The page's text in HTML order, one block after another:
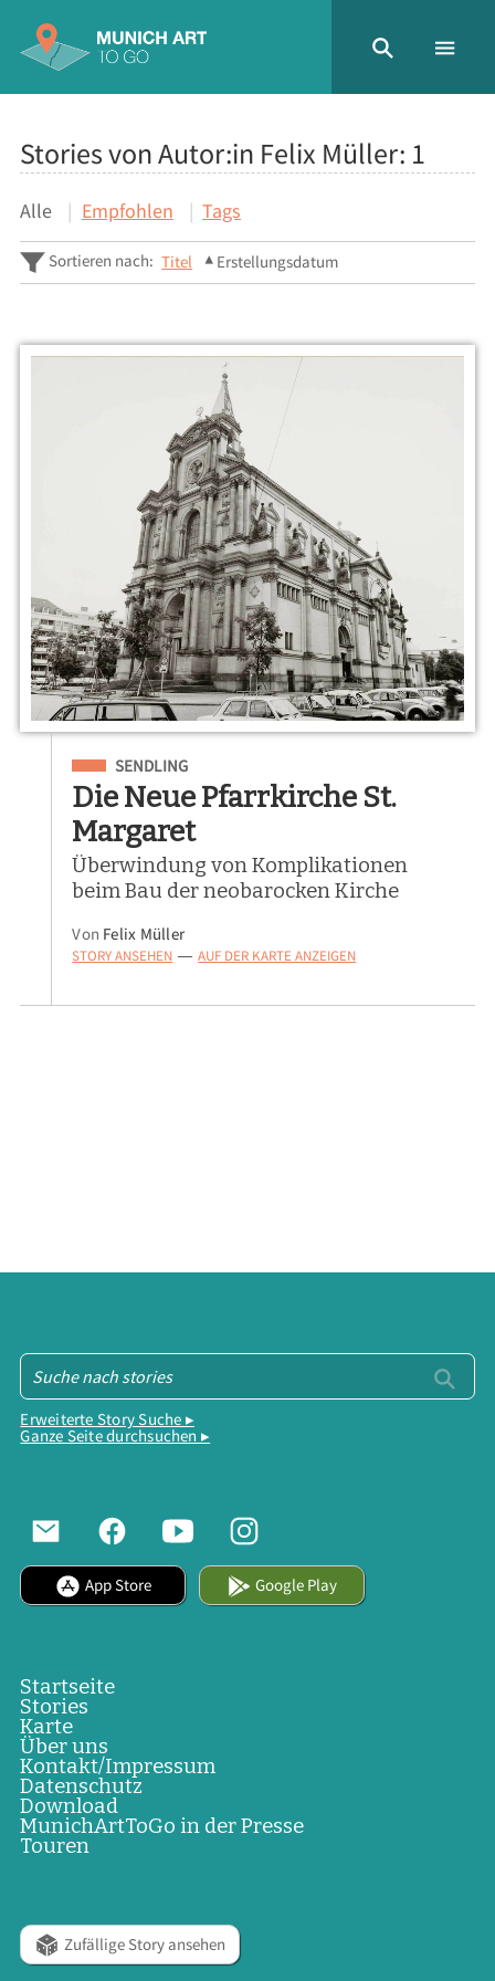
Stories von Autor:in Felix Müller: 1
Alle Empfohlen Tags
Sortieren nach: Titel Erstellungsdatum
Eingeordnet unter
SENDLING
Die Neue Pfarrkirche St.
Margaret
Überwindung von Komplikationen
beim Bau der neobarocken Kirche
Von Felix Müller
STORY ANSEHEN — AUF DER KARTE ANZEIGEN
Erweiterte Story Suche ▸
Ganze Seite durchsuchen ▸
App Store Google Play
Startseite
Stories
Karte
Über uns
Kontakt/Impressum
Datenschutz
Download
MunichArtToGo in der Presse
Touren
Zufällige Story ansehen